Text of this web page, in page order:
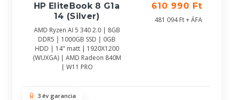
HP EliteBook 8 G1a
14 (Silver)
AMD Ryzen AI 5 340 2.0 | 8GB
DDR5 | 1000GB SSD | 0GB
HDD | 14" matt | 1920X1200
(WUXGA) | AMD Radeon 840M
| W11 PRO
610 990 Ft
481 094 Ft + ÁFA
3 év garancia